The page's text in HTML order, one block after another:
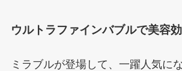
ウルトラファインバブルで美容
ミラブルが登場して、一躍人気に